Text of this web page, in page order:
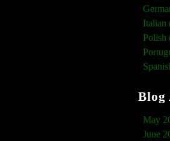
Italian
Polish
Blog
May
June